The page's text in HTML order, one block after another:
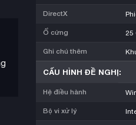
DirectX
Ổ cứng 25
Ghi chú thêm
CẤU HÌNH ĐỀ NGHỊ:
Hệ điều hành
Bộ vi xử lý